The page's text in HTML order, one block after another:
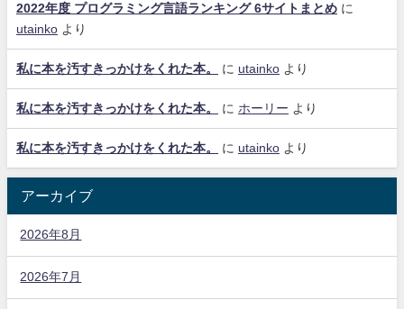
2022年度 プログラミング言語ランキング 6サイトまとめ に
utainko より
私に本を汚すきっかけをくれた本。 に utainko より
私に本を汚すきっかけをくれた本。 に ホーリー より
私に本を汚すきっかけをくれた本。 に utainko より
アーカイブ
2026年8月
2026年7月